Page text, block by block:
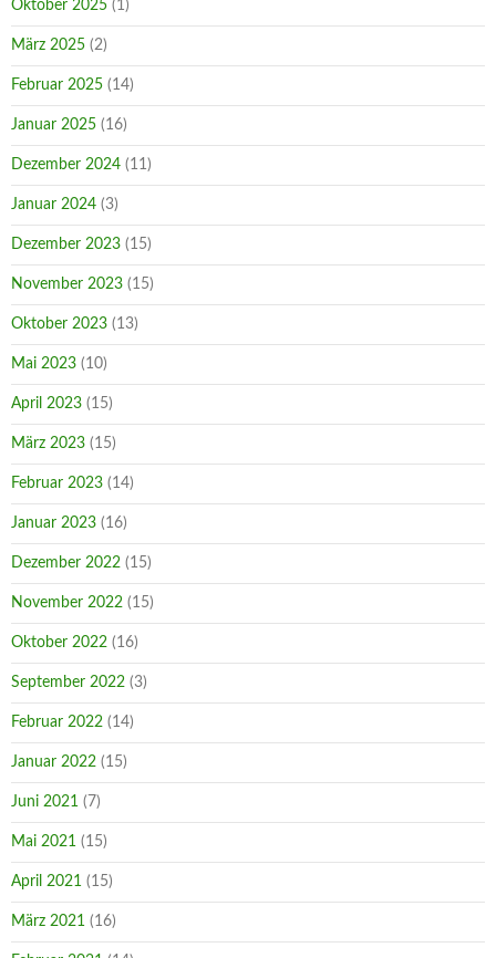
Oktober 2025 (1)
März 2025 (2)
Februar 2025 (14)
Januar 2025 (16)
Dezember 2024 (11)
Januar 2024 (3)
Dezember 2023 (15)
November 2023 (15)
Oktober 2023 (13)
Mai 2023 (10)
April 2023 (15)
März 2023 (15)
Februar 2023 (14)
Januar 2023 (16)
Dezember 2022 (15)
November 2022 (15)
Oktober 2022 (16)
September 2022 (3)
Februar 2022 (14)
Januar 2022 (15)
Juni 2021 (7)
Mai 2021 (15)
April 2021 (15)
März 2021 (16)